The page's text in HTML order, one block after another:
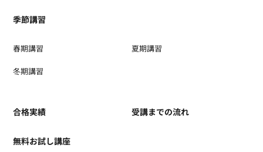
季節講習
春期講習 夏期講習
冬期講習
合格実績 受講までの流れ
無料お試し講座